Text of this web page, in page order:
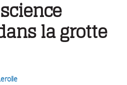
la grotte